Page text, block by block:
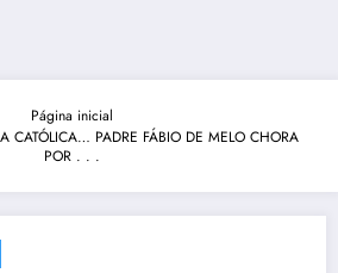
Página inicial
CATÓLICA… PADRE FÁBIO DE MELO CHORA
POR . . .